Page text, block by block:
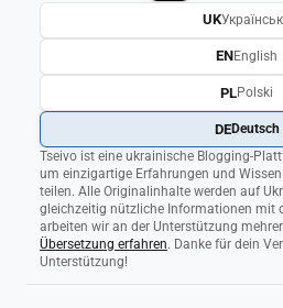
Tseivo ist eine ukrainische Blogging-
um einzigartige Erfahrungen und
teilen. Alle Originalinhalte werden auf
gleichzeitig nützliche Informationen mit
arbeiten wir an der Unterstützung
Übersetzung erfahren. Danke für dein
Unterstützung!
UK
ENEnglish
PLPolski
DEDeutsch